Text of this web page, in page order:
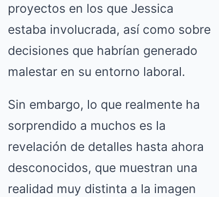
proyectos en los que Jessica
estaba involucrada, así como sobre
decisiones que habrían generado
malestar en su entorno laboral.
Sin embargo, lo que realmente ha
sorprendido a muchos es la
revelación de detalles hasta ahora
desconocidos, que muestran una
realidad muy distinta a la imagen